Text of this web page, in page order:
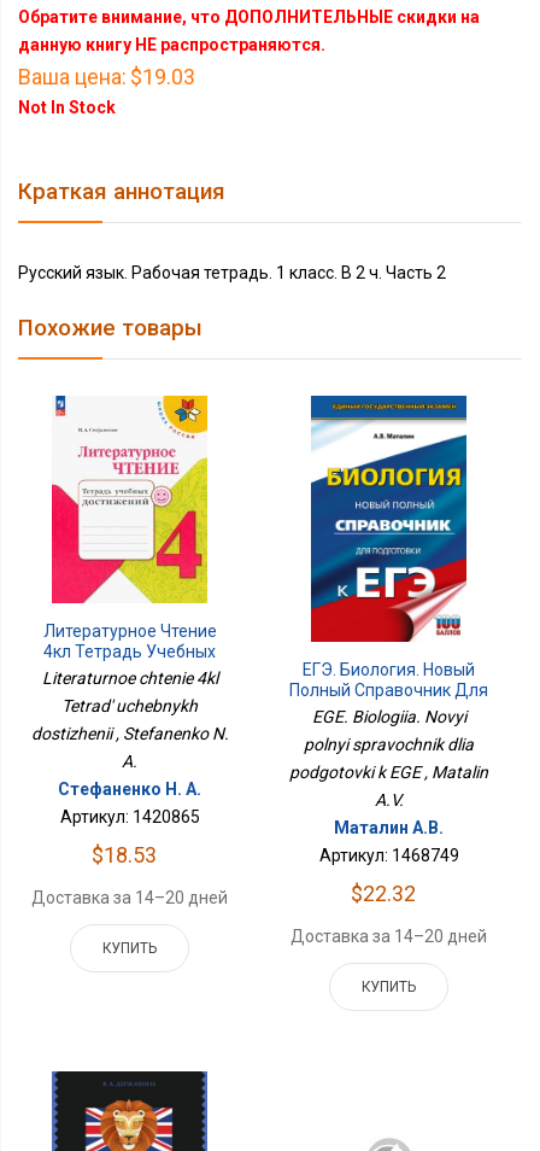
Обратите внимание, что ДОПОЛНИТЕЛЬНЫЕ скидки на
данную книгу НЕ распространяются.
Ваша цена: $19.03
Not In Stock
Краткая аннотация
Русский язык. Рабочая тетрадь. 1 класс. В 2 ч. Часть 2
Похожие товары
Литературное Чтение
4кл Тетрадь Учебных
Достижений
Literaturnoe chtenie 4kl
Tetrad' uchebnykh
dostizhenii , Stefanenko N.
A.
Стефаненко Н. А.
Артикул: 1420865
$18.53
Доставка за 14–20 дней
КУПИТЬ
ЕГЭ. Биология. Новый
Полный Справочник Для
Подготовки К ЕГЭ
EGE. Biologiia. Novyi
polnyi spravochnik dlia
podgotovki k EGE , Matalin
A.V.
Маталин А.В.
Артикул: 1468749
$22.32
Доставка за 14–20 дней
КУПИТЬ